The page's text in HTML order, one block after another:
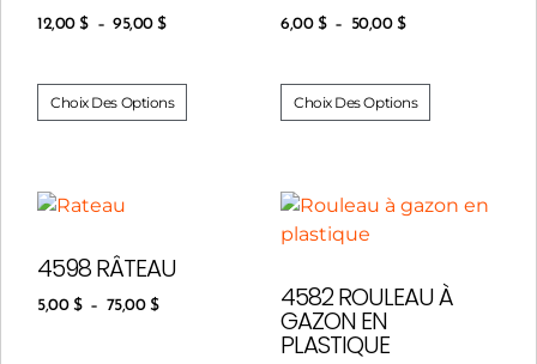
12,00$ – 95,00$
Choix Des Options
6,00 $ – 50,00 $
Choix Des Options
4598 RÂTEAU
5,00 $ – 75,00 $ 4582 ROULEAU À
GAZON EN
PLASTIQUE